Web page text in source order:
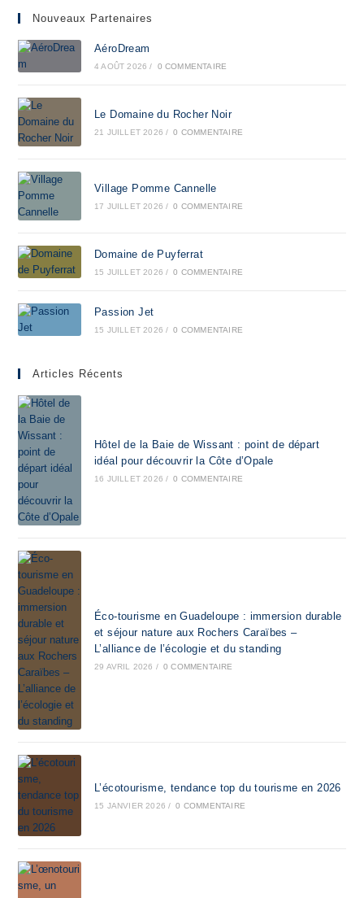
Nouveaux Partenaires
AéroDream
4 AOÛT 2026 / 0 COMMENTAIRE
Le Domaine du Rocher Noir
21 JUILLET 2026 / 0 COMMENTAIRE
Village Pomme Cannelle
17 JUILLET 2026 / 0 COMMENTAIRE
Domaine de Puyferrat
15 JUILLET 2026 / 0 COMMENTAIRE
Passion Jet
15 JUILLET 2026 / 0 COMMENTAIRE
Articles Récents
Hôtel de la Baie de Wissant : point de départ
idéal pour découvrir la Côte d’Opale
16 JUILLET 2026 / 0 COMMENTAIRE
Éco-tourisme en Guadeloupe : immersion durable
et séjour nature aux Rochers Caraïbes –
L’alliance de l’écologie et du standing
29 AVRIL 2026 / 0 COMMENTAIRE
L’écotourisme, tendance top du tourisme en 2026
15 JANVIER 2026 / 0 COMMENTAIRE